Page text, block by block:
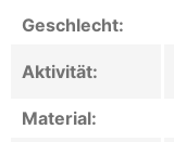
Geschlecht:
Aktivität:
Material: